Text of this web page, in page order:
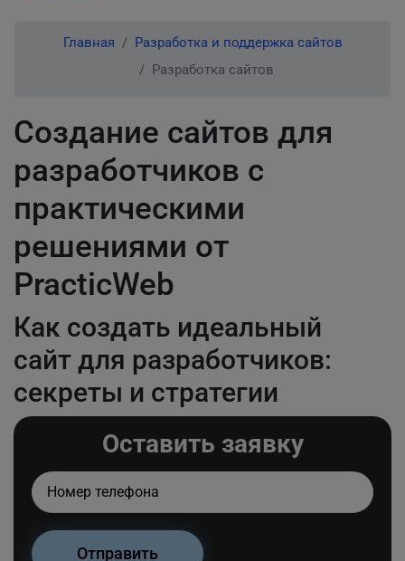
Главная
Разработка и поддержка сайтов
Разработка сайтов
Создание сайтов для
разработчиков с
практическими
решениями от
PracticWeb
Как создать идеальный
сайт для разработчиков:
секреты и стратегии
Оставить заявку